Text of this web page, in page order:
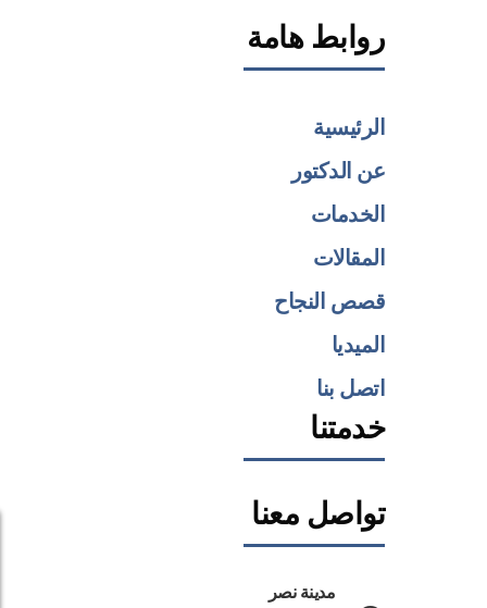
روابط هامة
الرئيسية
عن الدكتور
الخدمات
المقالات
قصص النجاح
الميديا
اتصل بنا
خدمتنا
تواصل معنا
مدينة نصر